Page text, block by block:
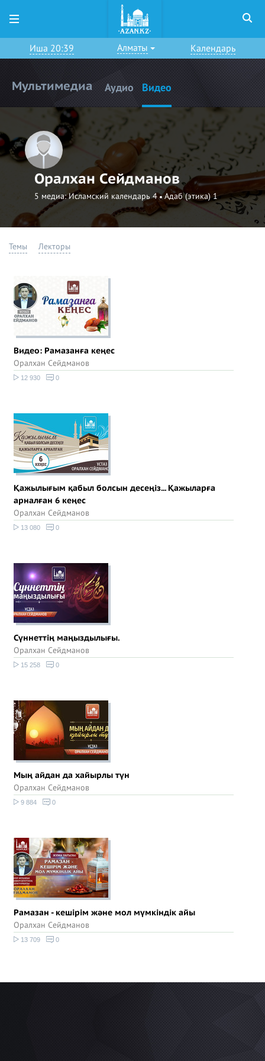
Иша 20:39 Алматы Календарь
Мультимедиа Аудио Видео
Оралхан Сейдманов
5 медиа: Исламский календарь 4 Адаб (этика) 1
Темы Лекторы
Видео: Рамазанға кеңес
Оралхан Сейдманов
12 930 0
Қажылығым қабыл болсын десеңіз... Қажыларға
арналған 6 кеңес
Оралхан Сейдманов
13 080 0
Сүннеттің маңыздылығы.
Оралхан Сейдманов
15 258 0
Мың айдан да хайырлы түн
Оралхан Сейдманов
9 884 0
Рамазан - кешірім және мол мүмкіндік айы
Оралхан Сейдманов
13 709 0